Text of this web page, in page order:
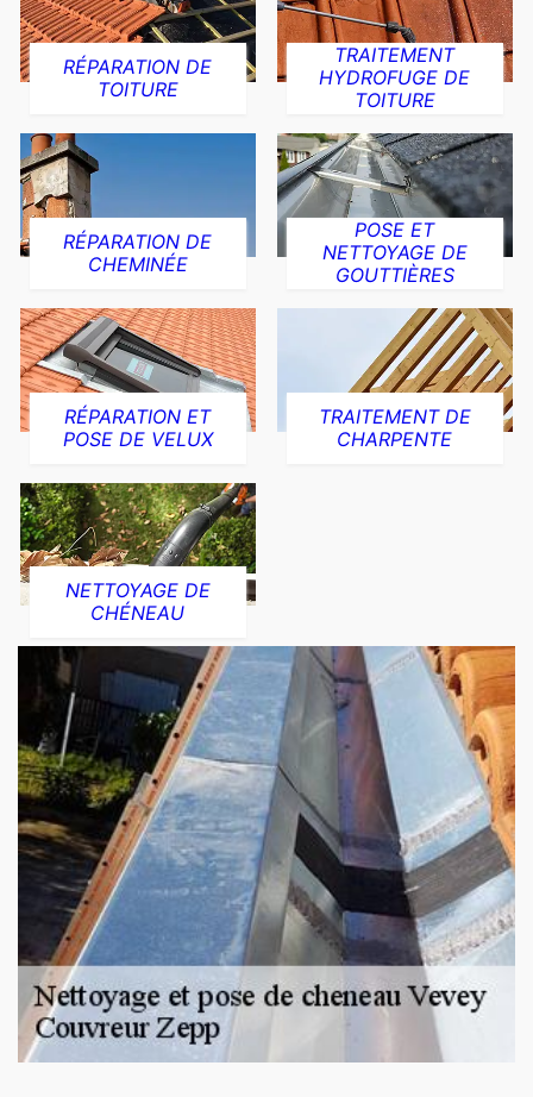
RÉPARATION DE
TOITURE
TRAITEMENT
HYDROFUGE DE
TOITURE
RÉPARATION DE
CHEMINÉE
POSE ET
NETTOYAGE DE
GOUTTIÈRES
RÉPARATION ET
POSE DE VELUX
TRAITEMENT DE
CHARPENTE
NETTOYAGE DE
CHÉNEAU